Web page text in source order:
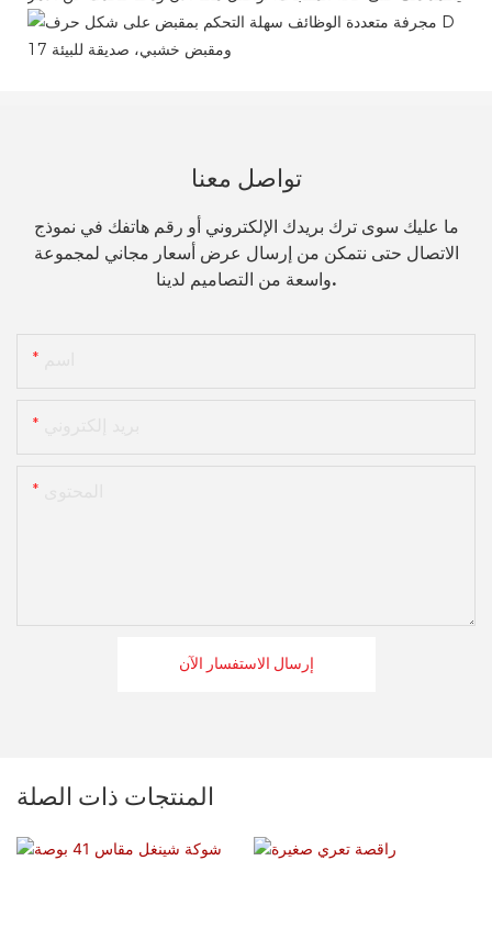
تواصل معنا
ما عليك سوى ترك بريدك الإلكتروني أو رقم هاتفك في نموذج
الاتصال حتى نتمكن من إرسال عرض أسعار مجاني لمجموعة
واسعة من التصاميم لدينا.
إرسال الاستفسار الآن
المنتجات ذات الصلة